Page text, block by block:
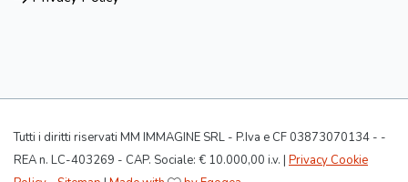
Tutti i diritti riservati MM IMMAGINE SRL - P.Iva e CF 03873070134 - -
REA n. LC-403269 - CAP. Sociale: € 10.000,00 i.v. | Privacy Cookie